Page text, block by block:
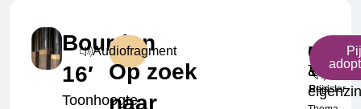
Bourdon
16′
Audiofragment
Toonhoogte
Op zoek
naar
c³
Toonhoogte
&
16'
Register
Klein
Formaat
€
17.50
Prijs